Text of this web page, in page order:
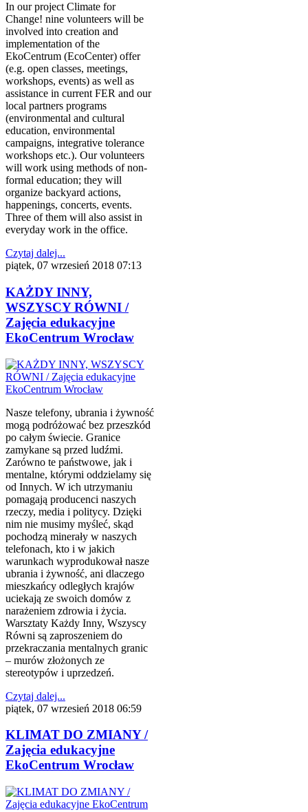
In our project Climate for
Change! nine volunteers will be
involved into creation and
implementation of the
EkoCentrum (EcoCenter) offer
(e.g. open classes, meetings,
workshops, events) as well as
assistance in current FER and our
local partners programs
(environmental and cultural
education, environmental
campaigns, integrative tolerance
workshops etc.). Our volunteers
will work using methods of non-
formal education; they will
organize backyard actions,
happenings, concerts, events.
Three of them will also assist in
everyday work in the office.
Czytaj dalej...
piątek, 07 wrzesień 2018 07:13
KAŻDY INNY,
WSZYSCY RÓWNI /
Zajęcia edukacyjne
EkoCentrum Wrocław
Nasze telefony, ubrania i żywność
mogą podróżować bez przeszkód
po całym świecie. Granice
zamykane są przed ludźmi.
Zarówno te państwowe, jak i
mentalne, którymi oddzielamy się
od Innych. W ich utrzymaniu
pomagają producenci naszych
rzeczy, media i politycy. Dzięki
nim nie musimy myśleć, skąd
pochodzą minerały w naszych
telefonach, kto i w jakich
warunkach wyprodukował nasze
ubrania i żywność, ani dlaczego
mieszkańcy odległych krajów
uciekają ze swoich domów z
narażeniem zdrowia i życia.
Warsztaty Każdy Inny, Wszyscy
Równi są zaproszeniem do
przekraczania mentalnych granic
– murów złożonych ze
stereotypów i uprzedzeń.
Czytaj dalej...
piątek, 07 wrzesień 2018 06:59
KLIMAT DO ZMIANY /
Zajęcia edukacyjne
EkoCentrum Wrocław